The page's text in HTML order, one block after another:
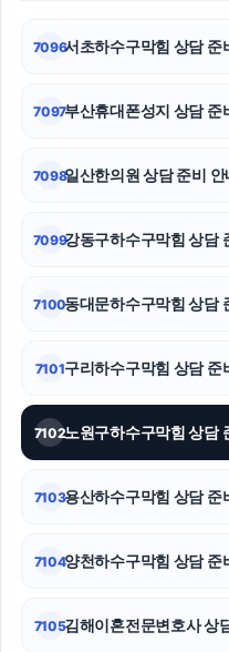
7096서초하수구막힘 상담
7097부산휴대폰성지 상담
7098일산한의원 상담 준비
7099강동구하수구막힘 상
7100동대문하수구막힘 상
7101구리하수구막힘 상담
7102
7103용산하수구막힘 상담
7104양천하수구막힘 상담
7105김해이혼전문변호사